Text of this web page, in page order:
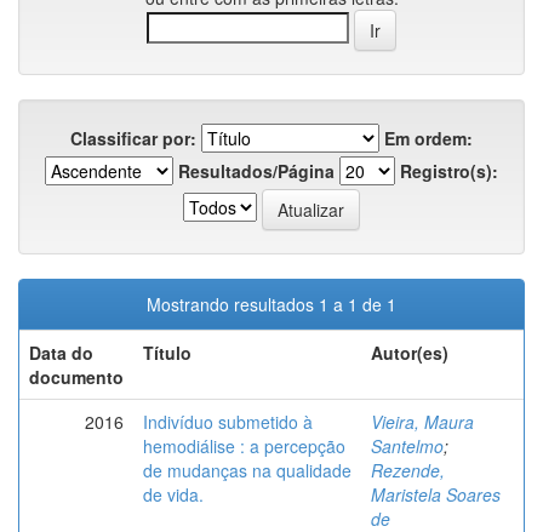
Classificar por:
Em ordem:
Resultados/Página
Registro(s):
Mostrando resultados 1 a 1 de 1
Data do
documento
Título Autor(es)
2016
Indivíduo submetido à
hemodiálise : a percepção
de mudanças na qualidade
de vida.
Vieira, Maura
Santelmo;
Rezende,
Maristela Soares
de